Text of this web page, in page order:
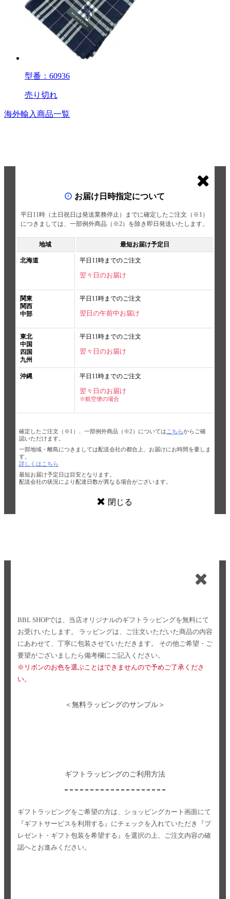
型番：60936
売り切れ
海外輸入商品一覧
お届け日時指定について
平日11時（土日祝日は発送業務停止）までに確定したご注文（※1）
につきましては、一部例外商品（※2）を除き即日発送いたします。
地域 最短お届け予定日
北海道 平日11時までのご注文
翌々日のお届け
関東
関西
中部
平日11時までのご注文
翌日の午前中お届け
東北
中国
四国
九州
平日11時までのご注文
翌々日のお届け
沖縄 平日11時までのご注文
翌々日のお届け
※航空便の場合
確定したご注文（※1）、一部例外商品（※2）については こちらからご確
認いただけます。
一部地域・離島につきましては配送会社の都合上、お届けにお時間を要しま
す。
詳しくはこちら
最短お届け予定日は目安となります。
配送会社の状況により配達日数が異なる場合がございます。
閉じる
BBL SHOPでは、当店オリジナルのギフトラッピングを無料にて
お受けいたします。
ラッピングは、ご注文いただいた商品の内容
にあわせて、丁寧に包装させていただきます。
その他ご希望・ご
要望がございましたら備考欄にご記入ください。
※リボンのお色を選ぶことはできませんので予めご了承くださ
い。
＜無料ラッピングのサンプル＞
ギフトラッピングのご利用方法
ギフトラッピングをご希望の方は、ショッピングカート画面にて
『ギフトサービスを利用する』にチェックを入れていただき
『プ
レゼント・ギフト包装を希望する』を選択の上、ご注文内容の確
認へとお進みください。